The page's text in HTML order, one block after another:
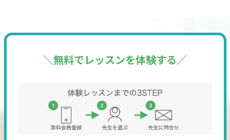
2014年6月～ 千葉大学医学部附属病院、慈恵医大葛飾医療セ
2014年10月から大手算盤教室で講師を経て2021年4月独立
一般社団法人日本フラッシュ暗算検定協会加盟認定
一般社団法人トモエMI協会 認知症予防そろばん講師2級資格
認定 千葉県珠算振興会会員
＼無料でレッスンを体験する／